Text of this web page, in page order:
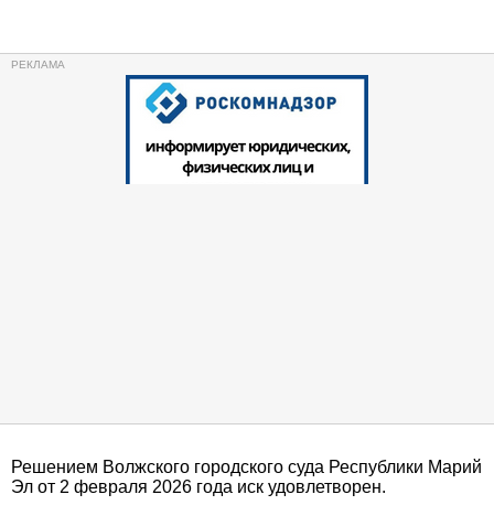
Решением Волжского городского суда Республики Марий
Эл от 2 февраля 2026 года иск удовлетворен.